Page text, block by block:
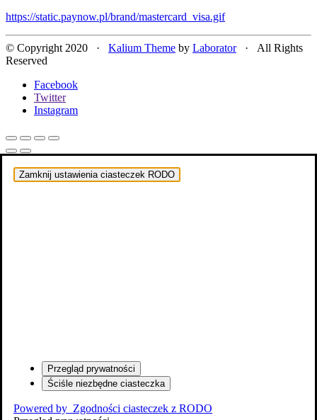
https://static.paynow.pl/brand/mastercard_visa.gif
© Copyright 2020 · Kalium Theme by Laborator· All Rights
Reserved
Facebook
Twitter
Instagram
Zamknij ustawienia ciasteczek RODO
Przegląd prywatności
Ściśle niezbędne ciasteczka
Powered by Zgodności ciasteczek z RODO